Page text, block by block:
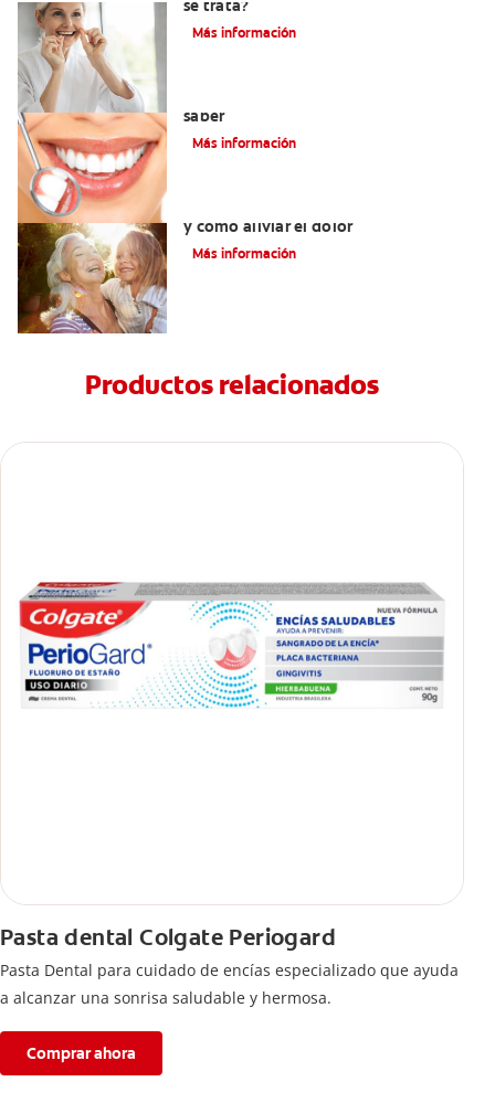
se trata?
Más información
saber
Más información
y cómo aliviar el dolor
Más información
Productos relacionados
Pasta dental Colgate Periogard
Pasta Dental para cuidado de encías especializado que ayuda
a alcanzar una sonrisa saludable y hermosa.
Comprar ahora